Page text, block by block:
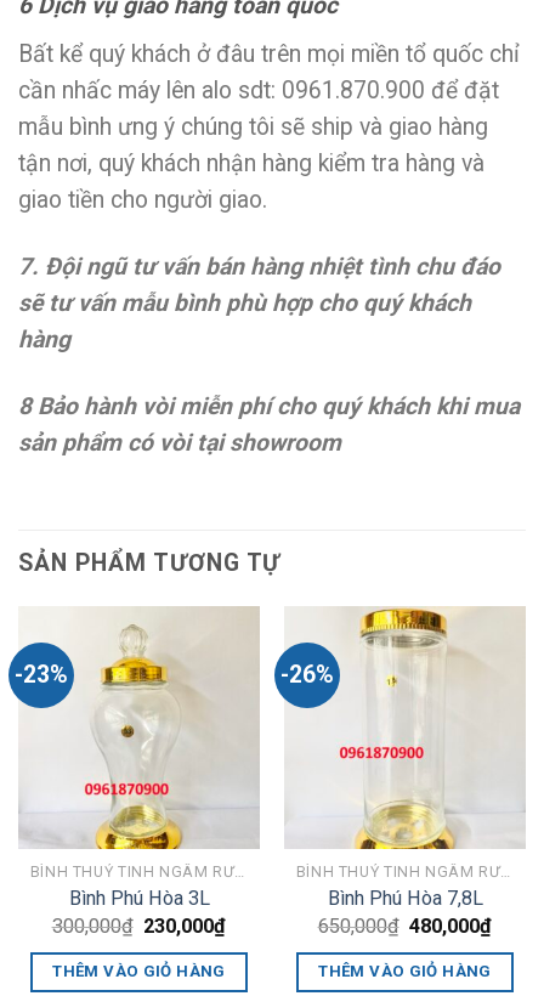
6 Dịch vụ giao hàng toàn quốc
Bất kể quý khách ở đâu trên mọi miền tổ quốc chỉ
cần nhấc máy lên alo sdt: 0961.870.900 để đặt
mẫu bình ưng ý chúng tôi sẽ ship và giao hàng
tận nơi, quý khách nhận hàng kiểm tra hàng và
giao tiền cho người giao.
7. Đội ngũ tư vấn bán hàng nhiệt tình chu đáo
sẽ tư vấn mẫu bình phù hợp cho quý khách
hàng
8 Bảo hành vòi miễn phí cho quý khách khi mua
sản phẩm có vòi tại showroom
SẢN PHẨM TƯƠNG TỰ
-23%
BÌNH THUỶ TINH NGÂM RƯỢU PHÚ HOÀ
Bình Phú Hòa 3L
300,000₫ Giá
là:
300,000₫.
230,000₫Giá
THÊM VÀO GIỎ HÀNG
-26%
BÌNH THUỶ TINH NGÂM RƯỢU PHÚ HOÀ
Bình Phú Hòa 7,8L
650,000₫ Giá
là:
650,000₫.
480,000₫Giá
THÊM VÀO GIỎ HÀNG